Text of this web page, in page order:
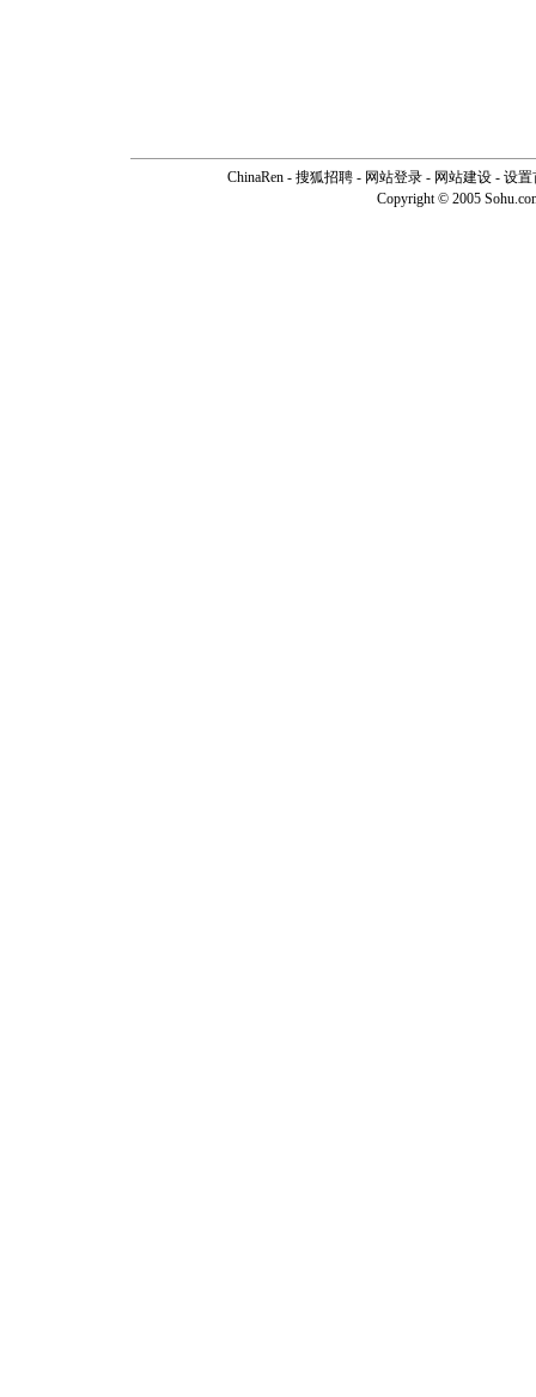
ChinaRen - 搜狐招聘 - 网站登录 - 网站建设 - 设置
Copyright © 2005